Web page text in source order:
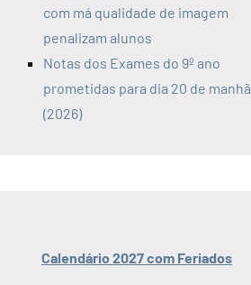
com má qualidade de imagem
penalizam alunos
Notas dos Exames do 9º ano
prometidas para dia 20 de manhã
(2026)
Calendário 2027 com Feriados